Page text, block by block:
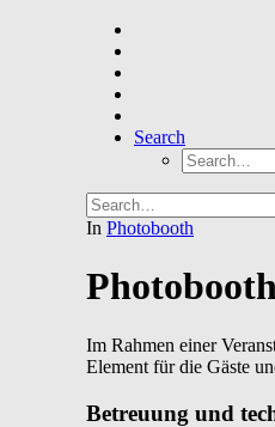
Search
In Photobooth
Im Rahmen einer
Element für die Gäste
Betreuung und